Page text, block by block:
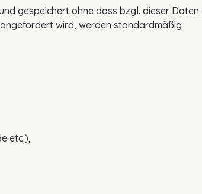
gespeichert ohne dass bzgl. dieser Daten
wird, werden standardmäßig
etc.),